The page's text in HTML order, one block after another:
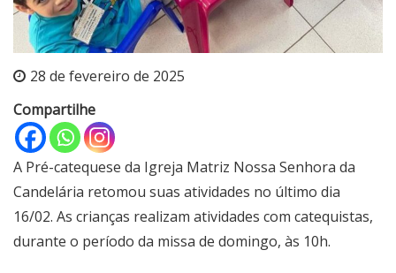
28 de fevereiro de 2025
Compartilhe
A Pré-catequese da Igreja Matriz Nossa Senhora da
Candelária retomou suas atividades no último dia
16/02. As crianças realizam atividades com catequistas,
durante o período da missa de domingo, às 10h.